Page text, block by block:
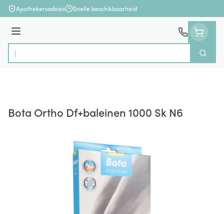
Ga naar de inhoud
Apothekersadvies Snelle beschikbaarheid
Menu
Product, merk, categorie...
Zoek
Bota Ortho Df+baleinen 1000 Sk N6